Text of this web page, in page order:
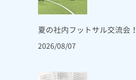
夏の社内フットサル交流会！
2026/08/07